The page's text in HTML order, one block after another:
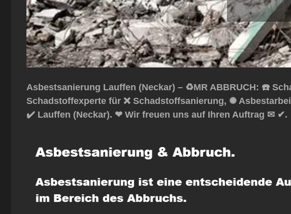
Asbestsanierung Lauffen (Neckar) – ♻️MR ABBRUCH: ☎️
Schadstoffexperte für ❌ Schadstoffsanierung, ✺
✔️ Lauffen (Neckar). ❤ Wir freuen uns auf Ihren Auftrag ✉ ✔.